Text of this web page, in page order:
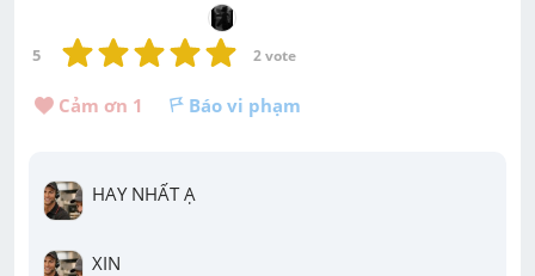
5 2 vote
Cảm ơn 1 Báo vi phạm
HAY NHẤT Ạ
XIN